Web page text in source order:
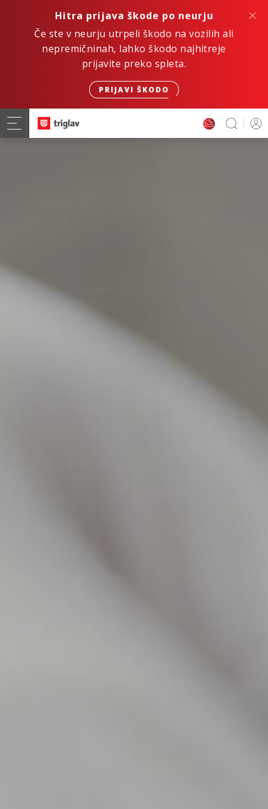
Hitra prijava škode po neurju
Če ste v neurju utrpeli škodo na vozilih ali
nepremičninah, lahko škodo najhitreje
prijavite preko spleta.
PRIJAVI ŠKODO